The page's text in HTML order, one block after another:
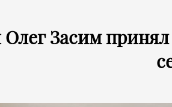
Засим